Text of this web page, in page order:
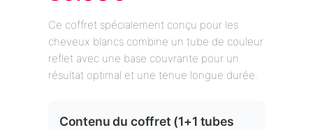
Ce coffret spécialement conçu pour les
cheveux blancs combine un tube de couleur
reflet avec une base couvrante pour un
résultat optimal et une tenue longue durée.
Contenu du coffret (1+1 tubes